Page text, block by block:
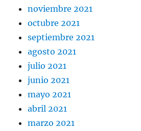
noviembre 2021
octubre 2021
septiembre 2021
agosto 2021
julio 2021
junio 2021
mayo 2021
abril 2021
marzo 2021